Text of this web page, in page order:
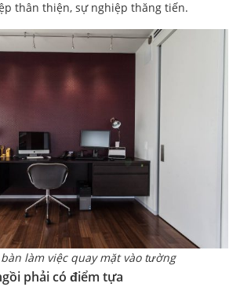
thân thiện, sự nghiệp thăng tiến.
làm việc quay mặt vào tường
phải có điểm tựa